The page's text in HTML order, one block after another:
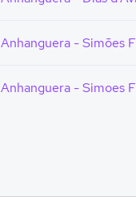
Anhanguera - Simões
Anhanguera - Simoes